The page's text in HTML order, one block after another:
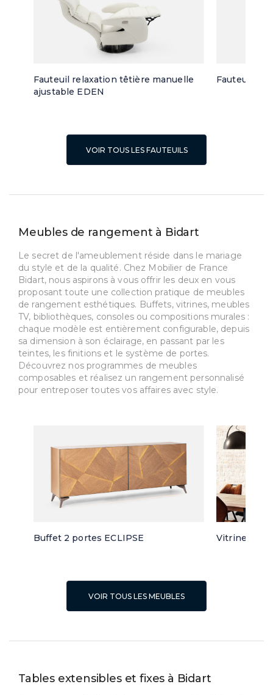
Fauteuil relaxation têtière manuelle
ajustable EDEN
Fauteuil
VOIR TOUS LES FAUTEUILS
Meubles de rangement à Bidart
Le secret de l'ameublement réside dans le mariage
du style et de la qualité. Chez Mobilier de France
Bidart, nous aspirons à vous offrir les deux en vous
proposant toute une collection pratique de meubles
de rangement esthétiques. Buffets, vitrines, meubles
TV, bibliothèques, consoles ou compositions murales :
chaque modèle est entièrement configurable, depuis
sa dimension à son éclairage, en passant par les
teintes, les finitions et le système de portes.
Découvrez nos programmes de meubles
composables et réalisez un rangement personnalisé
pour entreposer toutes vos affaires avec style.
Buffet 2 portes ECLIPSE Vitrine 3
VOIR TOUS LES MEUBLES
Tables extensibles et fixes à Bidart